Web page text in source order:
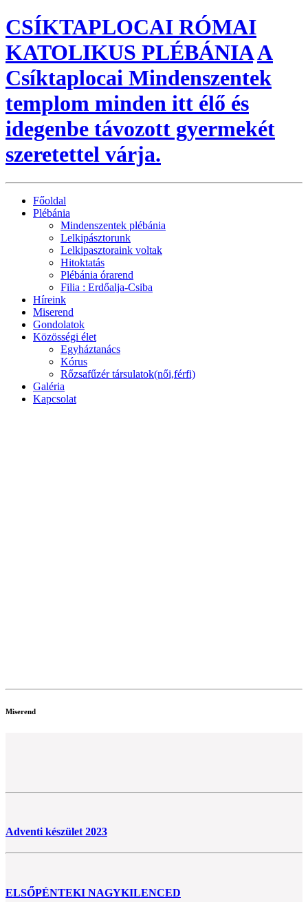
CSÍKTAPLOCAI RÓMAI
KATOLIKUS PLÉBÁNIAA
Csíktaplocai Mindenszentek
templom minden itt élő és
idegenbe távozott gyermekét
szeretettel várja.
Főoldal
Plébánia
Mindenszentek plébánia
Lelkipásztorunk
Lelkipasztoraink voltak
Hitoktatás
Plébánia órarend
Filia : Erdőalja-Csiba
Híreink
Miserend
Gondolatok
Közösségi élet
Egyháztanács
Kórus
Rőzsafűzér társulatok(női,férfi)
Galéria
Kapcsolat
Miserend
Adventi készület 2023
ELSŐPÉNTEKI NAGYKILENCED